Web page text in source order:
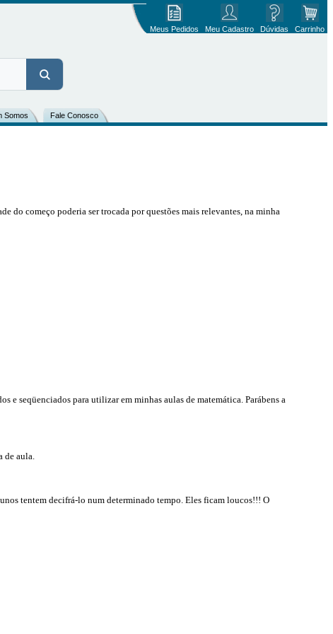
Meus Pedidos Meu Cadastro Dúvidas Carrinho
Somos Fale Conosco
do começo poderia ser trocada por questões mais relevantes, na minha
e seqüenciados para utilizar em minhas aulas de matemática. Parábens a
de aula.
tentem decifrá-lo num determinado tempo. Eles ficam loucos!!! O